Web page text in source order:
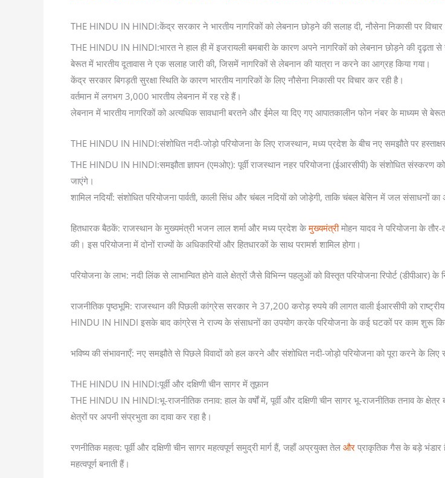
THE HINDU IN HINDI:केंद्र सरकार ने भारतीय नागरिकों को लेबनान छोड़ने की सलाह दी, नौसेना निकासी पर विचार
THE HINDU IN HINDI:भारत ने हाल ही में इजरायली बमबारी के कारण अपने नागरिकों को लेबनान छोड़ने की दृढ़ता से
बेरूत में भारतीय दूतावास ने एक सलाह जारी की, जिसमें नागरिकों से लेबनान की यात्रा न करने का आग्रह किया गया।
केंद्र सरकार बिगड़ती सुरक्षा स्थिति के कारण भारतीय नागरिकों के लिए नौसेना निकासी पर विचार कर रही है।
वर्तमान में लगभग 3,000 भारतीय लेबनान में रह रहे हैं।
लेबनान में भारतीय नागरिकों को अत्यधिक सावधानी बरतने और ईमेल या दिए गए आपातकालीन फोन नंबर के माध्यम से
THE HINDU IN HINDI:संशोधित नदी-जोड़ो परियोजना के लिए राजस्थान, मध्य प्रदेश के बीच नए समझौते पर
THE HINDU IN HINDI:समझौता ज्ञापन (एमओए): पूर्वी राजस्थान नहर परियोजना (ईआरसीपी) के संशोधित
जाएंगे।
शामिल नदियाँ: संशोधित परियोजना पार्वती, काली सिंध और चंबल नदियों को जोड़ेगी, ताकि चंबल बेसिन में जल संसाधनों
हितधारक बैठकें: राजस्थान के मुख्यमंत्री भजन लाल शर्मा और मध्य प्रदेश केमुख्यमंत्रीमोहन यादव ने परियोजना के
की। इस परियोजना में दोनों राज्यों के अधिकारियों और हितधारकों के साथ परामर्श शामिल होगा।
परियोजना के लाभ: नदी लिंक से लाभान्वित होने वाले क्षेत्रों जैसे विभिन्न पहलुओं को विस्तृत परियोजना रिपोर्ट (डीपीआर) के
राजनीतिक पृष्ठभूमि: राजस्थान की पिछली कांग्रेस सरकार ने 37,200 करोड़ रुपये की लागत वाली ईआरसीपी को
HINDU IN HINDI इसके बाद कांग्रेस ने राज्य के संसाधनों का उपयोग करके परियोजना के कई घटकों पर काम शुरू
भविष्य की संभावनाएँ: नए समझौते से पिछले विवादों को हल करने और संशोधित नदी-जोड़ो परियोजना को पूरा करने के
THE HINDU IN HINDI:पूर्वी और दक्षिणी चीन सागर में तूफ़ान
THE HINDU IN HINDI:भू-राजनीतिक तनाव: हाल के वर्षों में, पूर्वी और दक्षिणी चीन सागर भू-राजनीतिक तनाव के
क्षेत्रों पर अपनी संप्रभुता का दावा कर रहा है।
रणनीतिक महत्व: पूर्वी और दक्षिणी चीन सागर महत्वपूर्ण समुद्री मार्ग हैं, जहाँ अप्रयुक्त तेल और प्राकृतिक गैस के बड़े भंडार
महत्वपूर्ण बनाती हैं।